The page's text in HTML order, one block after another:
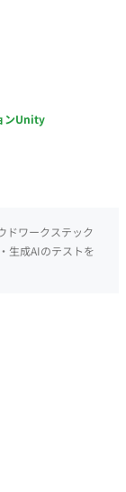
ンUnity
ドワークステック
生成AIのテストを